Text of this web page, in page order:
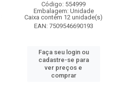
Código: 554999
Embalagem: Unidade
Caixa contém 12 unidade(s)
EAN: 7509546690193
Faça seu login ou
cadastre-se para
ver preços e
comprar